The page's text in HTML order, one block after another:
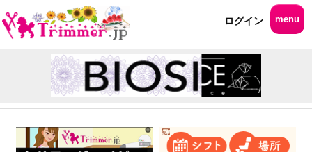
ログイン menu